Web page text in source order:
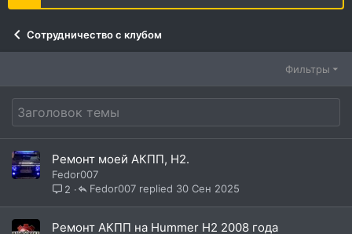
Сотрудничество с клубом
Фильтры
Ремонт моей АКПП, Н2.
Fedor007
2
30 Сен 2025
Fedor007
Ремонт АКПП на Hummer H2 2008 года